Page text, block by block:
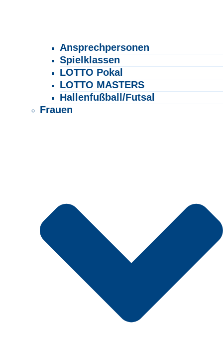
Ansprechpersonen
Spielklassen
LOTTO Pokal
LOTTO MASTERS
Hallenfußball/Futsal
Frauen